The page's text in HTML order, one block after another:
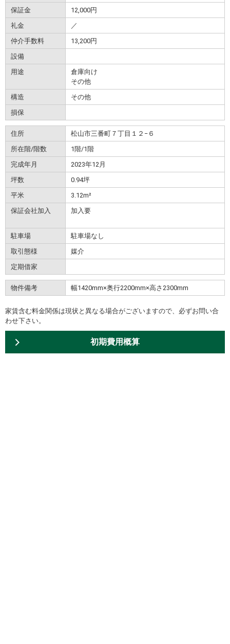
保証金
12,000円
礼金
／
仲介手数料
13,200円
設備
用途
倉庫向け
その他
構造
その他
損保
住所
松山市三番町７丁目１２−６
所在階/階数
1階/1階
完成年月
2023年12月
坪数
0.94坪
平米
3.12m²
保証会社加入
加入要
駐車場
駐車場なし
取引態様
媒介
定期借家
物件備考 幅1420mm×奥行2200mm×高さ2300mm
家賃含む料金関係は現状と異なる場合がございますので、必ずお問い合
わせ下さい。
初期費用概算